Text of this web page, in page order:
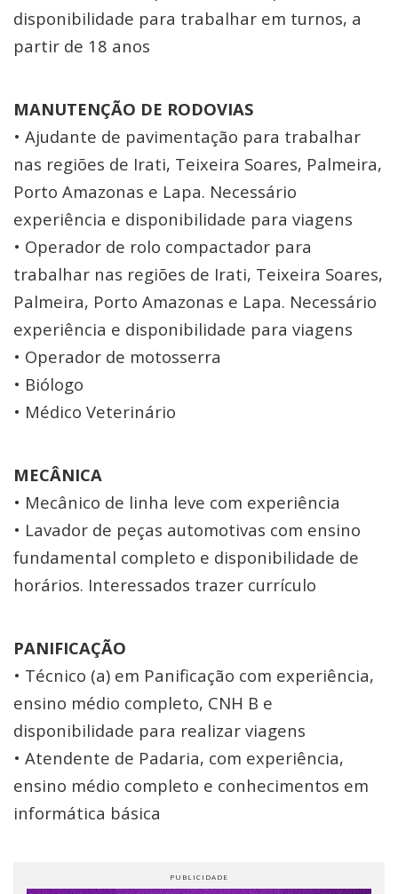
disponibilidade para trabalhar em turnos, a
partir de 18 anos
MANUTENÇÃO DE RODOVIAS
• Ajudante de pavimentação para trabalhar
nas regiões de Irati, Teixeira Soares, Palmeira,
Porto Amazonas e Lapa. Necessário
experiência e disponibilidade para viagens
• Operador de rolo compactador para
trabalhar nas regiões de Irati, Teixeira Soares,
Palmeira, Porto Amazonas e Lapa. Necessário
experiência e disponibilidade para viagens
• Operador de motosserra
• Biólogo
• Médico Veterinário
MECÂNICA
• Mecânico de linha leve com experiência
• Lavador de peças automotivas com ensino
fundamental completo e disponibilidade de
horários. Interessados trazer currículo
PANIFICAÇÃO
• Técnico (a) em Panificação com experiência,
ensino médio completo, CNH B e
disponibilidade para realizar viagens
• Atendente de Padaria, com experiência,
ensino médio completo e conhecimentos em
informática básica